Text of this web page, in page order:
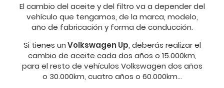
El cambio del aceite y del filtro va a depender del
vehículo que tengamos, de la marca, modelo,
año de fabricación y forma de conducción.
Si tienes unVolkswagen Up, deberás realizar el
cambio de aceite cada dos años o 15.000km,
para el resto de vehículos Volkswagen dos años
o 30.000km, cuatro años o 60.000km…